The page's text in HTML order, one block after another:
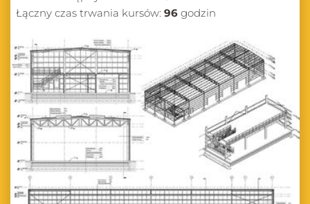
Łączny czas trwania kursów: 96 godzin